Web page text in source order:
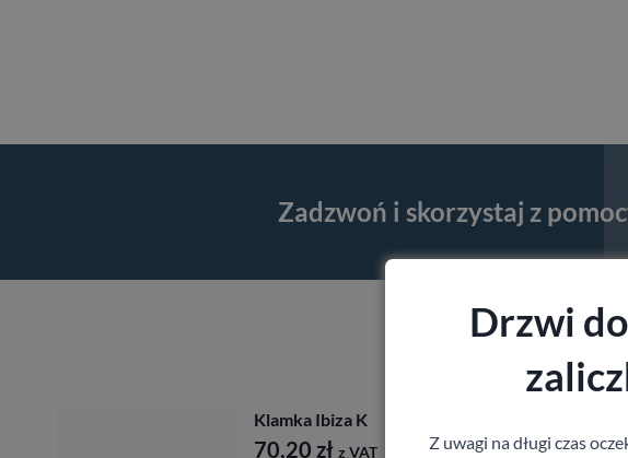
Zadzwoń i skorzystaj z
Klamka Ibiza K
70,20 zł z VAT
Drzwi
Z uwagi na długi czas